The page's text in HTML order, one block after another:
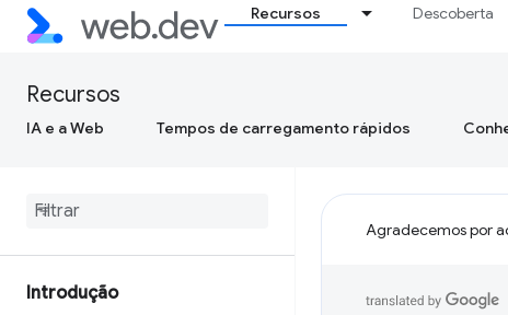
Recursos Descoberta
Recursos
IA e a Web Tempos de carregamento rápidos
Introdução
Agradecemos por